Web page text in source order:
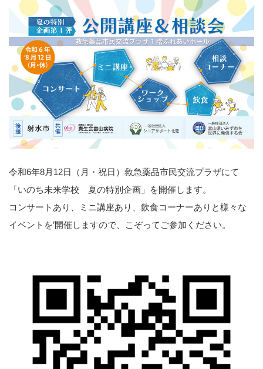
令和6年8月12日（月・祝日）救急薬品市民交流プラザにて
「いのち未来学校 夏の特別企画」を開催します。
コンサートあり、ミニ講座あり、飲食コーナーありと様々な
イベントを’開催しますので、こぞってご参加ください。